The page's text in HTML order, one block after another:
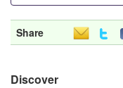
Share
Discover